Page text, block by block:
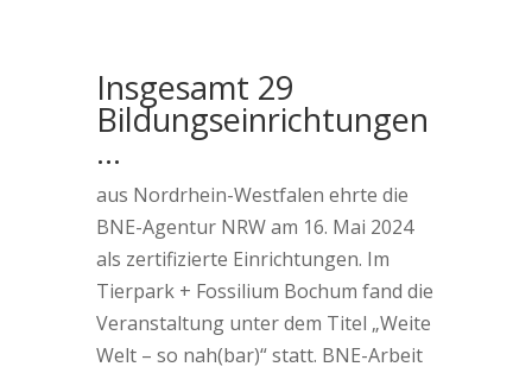
Insgesamt 29
Bildungseinrichtungen
…
aus Nordrhein-Westfalen ehrte die
BNE-Agentur NRW am 16. Mai 2024
als zertifizierte Einrichtungen. Im
Tierpark + Fossilium Bochum fand die
Veranstaltung unter dem Titel „Weite
Welt – so nah(bar)“ statt. BNE-Arbeit